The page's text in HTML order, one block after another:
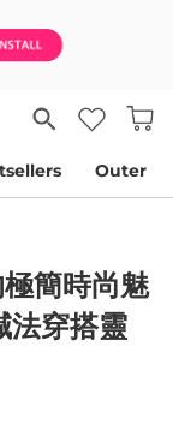
Outer
簡時尚魅
法穿搭靈